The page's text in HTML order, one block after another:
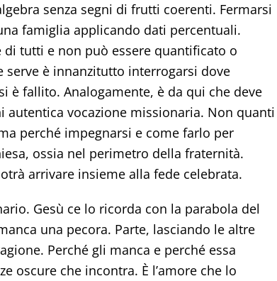
senza segni di frutti coerenti. Fermarsi
famiglia applicando dati percentuali.
tutti e non può essere quantificato o
è innanzitutto interrogarsi dove
è fallito. Analogamente, è da qui che deve
vocazione missionaria. Non quanti
perché impegnarsi e come farlo per
ossia nel perimetro della fraternità.
arrivare insieme alla fede celebrata.
Gesù ce lo ricorda con la parabola del
una pecora. Parte, lasciando le altre
Perché gli manca e perché essa
oscure che incontra. È l’amore che lo